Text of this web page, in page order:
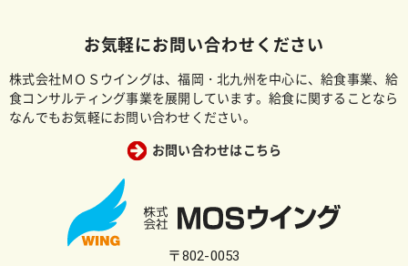
お気軽にお問い合わせください
株式会社ＭＯＳウイングは、福岡・北九州を中心に、給食事業、給
食コンサルティング事業を展開しています。給食に関することなら
なんでもお気軽にお問い合わせください。
お問い合わせはこちら
〒802-0053